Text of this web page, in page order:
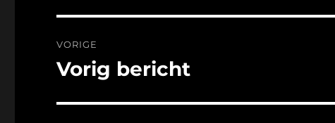
navigatie
VORIGE
Vorig
Vorig bericht